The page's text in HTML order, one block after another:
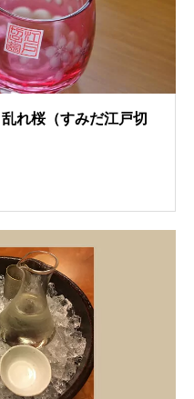
れ桜（すみだ江戸切